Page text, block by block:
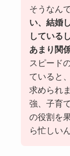
そうなん
い、結婚
している
あまり関
スピード
ていると
求められ
強、子育
の役割を
ら忙しい